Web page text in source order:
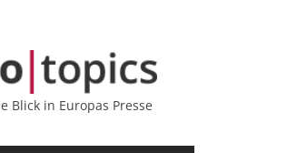
Blick in Europas Presse